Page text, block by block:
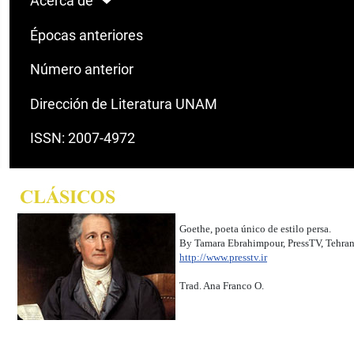
Épocas anteriores
Número anterior
Dirección de Literatura UNAM
ISSN: 2007-4972
Goethe, poeta único de estilo persa.
By Tamara Ebrahimpour, PressTV, Tehran
http://www.presstv.ir
Trad. Ana Franco O.